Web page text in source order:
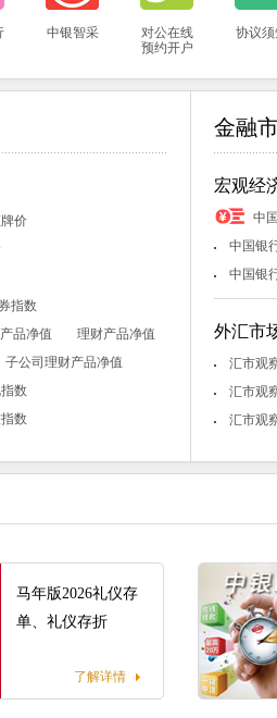
中银智采
对公在线
预约开户
协议须
价
指数
品净值
理财产品净值
子公司理财产品净值
数
数
金融
宏观经
中
中国银
中国银
外汇市
汇市观
汇市观
汇市观
马年版2026礼仪存
单、礼仪存折
了解详情